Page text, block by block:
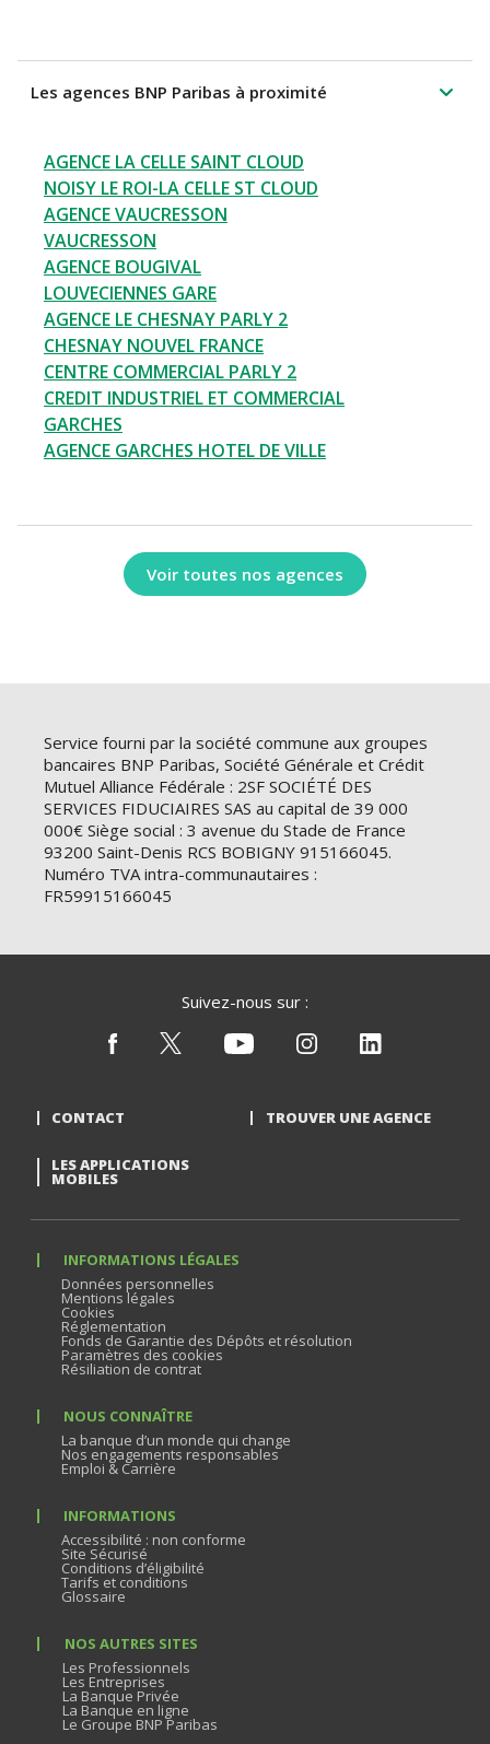
Les agences BNP Paribas à proximité
AGENCE LA CELLE SAINT CLOUD
NOISY LE ROI-LA CELLE ST CLOUD
AGENCE VAUCRESSON
VAUCRESSON
AGENCE BOUGIVAL
LOUVECIENNES GARE
AGENCE LE CHESNAY PARLY 2
CHESNAY NOUVEL FRANCE
CENTRE COMMERCIAL PARLY 2
CREDIT INDUSTRIEL ET COMMERCIAL
GARCHES
AGENCE GARCHES HOTEL DE VILLE
Voir toutes nos agences
Service fourni par la société commune aux groupes
bancaires BNP Paribas, Société Générale et Crédit
Mutuel Alliance Fédérale : 2SF SOCIÉTÉ DES
SERVICES FIDUCIAIRES SAS au capital de 39 000
000€ Siège social : 3 avenue du Stade de France
93200 Saint-Denis RCS BOBIGNY 915166045.
Numéro TVA intra-communautaires :
FR59915166045
Suivez-nous sur :
CONTACT TROUVER UNE AGENCE
LES APPLICATIONS
MOBILES
INFORMATIONS LÉGALES
Données personnelles
Mentions légales
Cookies
Réglementation
Fonds de Garantie des Dépôts et résolution
Paramètres des cookies
Résiliation de contrat
NOUS CONNAÎTRE
La banque d’un monde qui change
Nos engagements responsables
Emploi & Carrière
INFORMATIONS
Accessibilité : non conforme
Site Sécurisé
Conditions d’éligibilité
Tarifs et conditions
Glossaire
NOS AUTRES SITES
Les Professionnels
Les Entreprises
La Banque Privée
La Banque en ligne
Le Groupe BNP Paribas